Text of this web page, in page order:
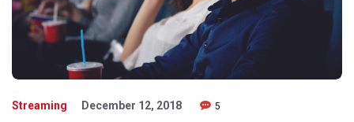
Streaming December 12, 2018 5